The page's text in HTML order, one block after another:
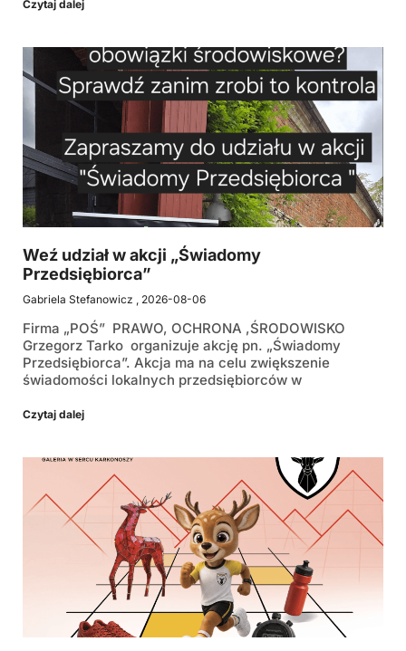
Czytaj dalej
Weź udział w akcji „Świadomy
Przedsiębiorca”
Gabriela Stefanowicz 2026-08-06
Firma „POŚ” PRAWO, OCHRONA ,ŚRODOWISKO
Grzegorz Tarko organizuje akcję pn. „Świadomy
Przedsiębiorca”. Akcja ma na celu zwiększenie
świadomości lokalnych przedsiębiorców w
Czytaj dalej